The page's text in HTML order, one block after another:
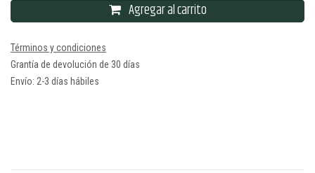
Agregar al carrito
Términos y condiciones
Grantía de devolución de 30 días
Envío: 2-3 días hábiles